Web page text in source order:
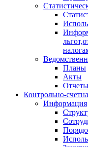
Планы
Акты
Отчеты
Контрольно-
Информация